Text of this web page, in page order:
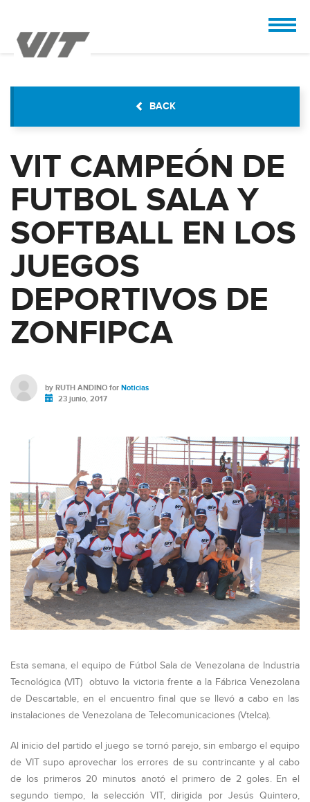
BACK
VIT CAMPEÓN DE
FUTBOL SALA Y
SOFTBALL EN LOS
JUEGOS
DEPORTIVOS DE
ZONFIPCA
by RUTH ANDINO for Noticias
23 junio, 2017
Esta semana, el equipo de Fútbol Sala de Venezolana de Industria
Tecnológica (VIT) obtuvo la victoria frente a la Fábrica Venezolana
de Descartable, en el encuentro final que se llevó a cabo en las
instalaciones de Venezolana de Telecomunicaciones (Vtelca).
Al inicio del partido el juego se tornó parejo, sin embargo el equipo
de VIT supo aprovechar los errores de su contrincante y al cabo
de los primeros 20 minutos anotó el primero de 2 goles. En el
segundo tiempo, la selección VIT, dirigida por Jesús Quintero,